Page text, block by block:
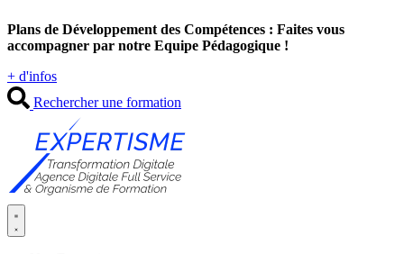
au
contenu
Plans de Développement des Compétences : Faites vous
accompagner par notre Equipe Pédagogique !
+ d'infos
Rechercher une formation